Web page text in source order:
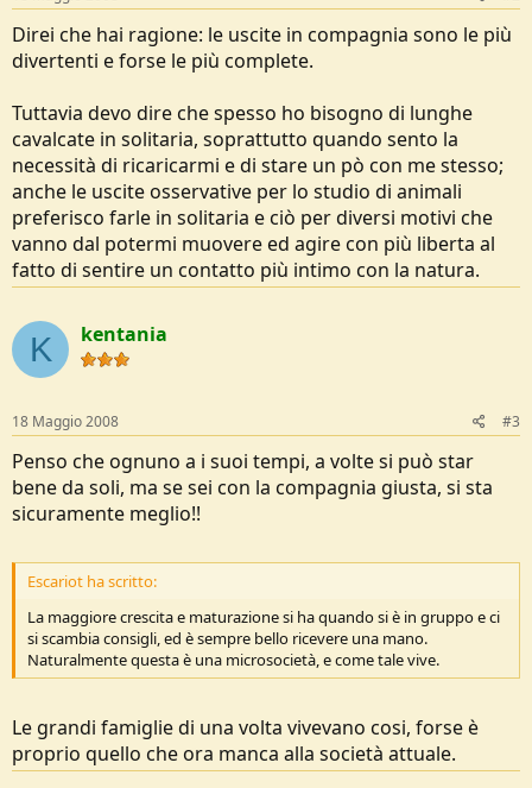
Direi che hai ragione: le uscite in compagnia sono le più
divertenti e forse le più complete.
Tuttavia devo dire che spesso ho bisogno di lunghe
cavalcate in solitaria, soprattutto quando sento la
necessità di ricaricarmi e di stare un pò con me stesso;
anche le uscite osservative per lo studio di animali
preferisco farle in solitaria e ciò per diversi motivi che
vanno dal potermi muovere ed agire con più liberta al
fatto di sentire un contatto più intimo con la natura.
K kentania
18 Maggio 2008 #3
Penso che ognuno a i suoi tempi, a volte si può star
bene da soli, ma se sei con la compagnia giusta, si sta
sicuramente meglio!!
Escariot ha scritto:
La maggiore crescita e maturazione si ha quando si è in gruppo e ci
si scambia consigli, ed è sempre bello ricevere una mano.
Naturalmente questa è una microsocietà, e come tale vive.
Le grandi famiglie di una volta vivevano cosi, forse è
proprio quello che ora manca alla società attuale.